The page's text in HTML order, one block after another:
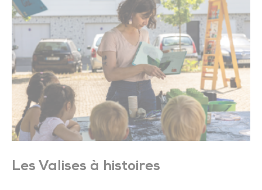
Les Valises à histoires